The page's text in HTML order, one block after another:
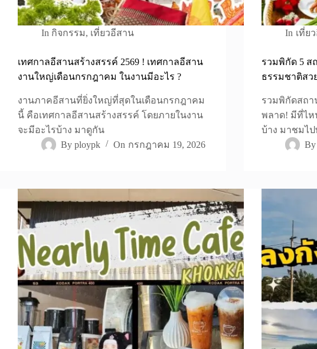
In กิจกรรม, เที่ยวอีสาน
เทศกาลอีสานสร้างสรรค์ 2569 ! เทศกาลอีสาน
งานใหญ่เดือนกรกฎาคม ในงานมีอะไร ?
งานภาคอีสานที่ยิ่งใหญ่ที่สุดในเดือนกรกฎาคม
นี้ คือเทศกาลอีสานสร้างสรรค์ โดยภายในงาน
จะมีอะไรบ้าง มาดูกัน
By ploypk On กรกฎาคม 19, 2026
In เที่ย
รวมพิกัด 5 ส
ธรรมชาติสว
รวมพิกัดสถ
พลาด! มีที่ไห
บ้าง มาชมไ
By